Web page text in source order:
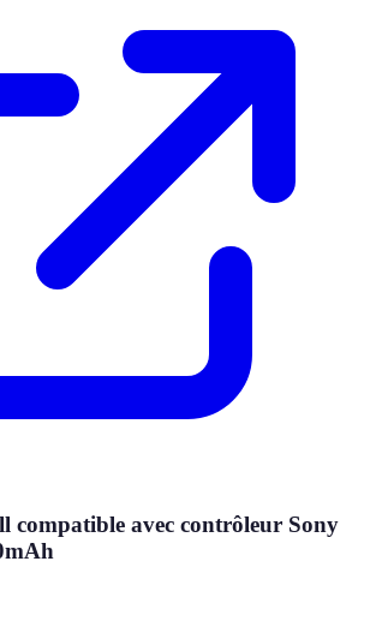
compatible avec contrôleur Sony